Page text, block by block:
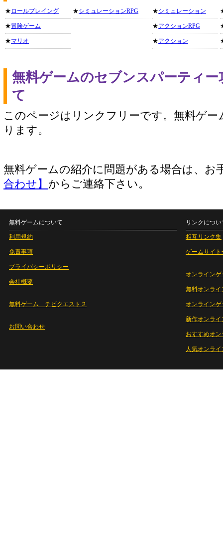
★ ロールプレイング
★冒険ゲーム
★マリオ
★シミュレーションRPG ★シミュレーション
★アクションRPG
★アクション
無料ゲームのセブンスパーティ
て
このページはリンクフリーです。無料ゲー
ります。
無料ゲームの紹介に問題がある場合は、お
合わせ】 からご連絡下さい。
無料ゲームについて
利用規約
免責事項
プライバシーポリシー
会社概要
無料ゲーム チビクエスト２
お問い合わせ
リンクについ
相互リンク集
ゲームサイト
オンラインゲ
無料オンライ
オンライン
新作オンライ
おすすめオ
人気オンラ